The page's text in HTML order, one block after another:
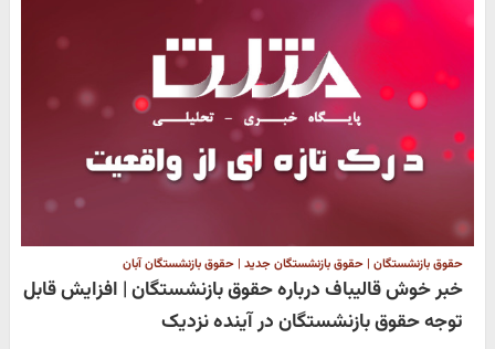
حقوق بازنشستگان | حقوق بازنشستگان جدید | حقوق بازنشستگان آبان
خبر خوش قالیباف درباره حقوق بازنشستگان | افزایش قابل
توجه حقوق بازنشستگان در آینده نزدیک